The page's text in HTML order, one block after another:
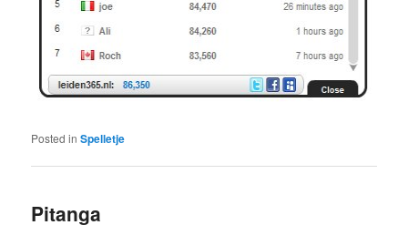
Posted in Spelletje
Pitanga